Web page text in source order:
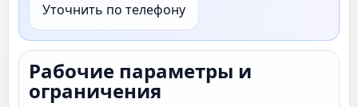
Уточнить по телефону
Рабочие параметры и
ограничения